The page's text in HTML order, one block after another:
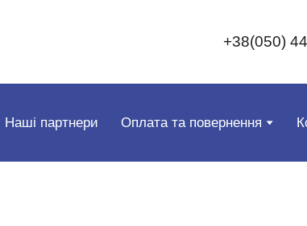
+38(050)
Наші партнери Оплата та повернення